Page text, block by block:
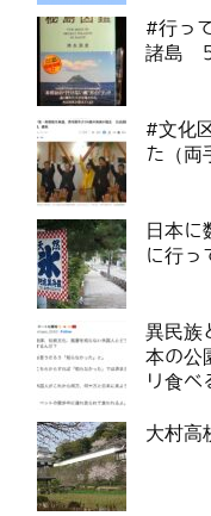
#行っ
諸島
#文化
た（両
日本に
に行っ
異民族
本の公
リ食べ
大村高